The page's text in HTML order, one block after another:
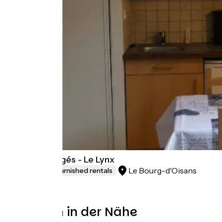
Les Lys Orangés - Le Lynx
Lodgings and furnished rentals Le Bourg-d'Oisans
Schleifen in der Nähe